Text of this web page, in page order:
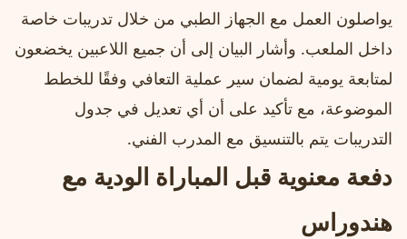
يواصلون العمل مع الجهاز الطبي من خلال تدريبات خاصة
داخل الملعب. وأشار البيان إلى أن جميع اللاعبين يخضعون
لمتابعة يومية لضمان سير عملية التعافي وفقًا للخطط
الموضوعة، مع تأكيد على أن أي تعديل في جدول
التدريبات يتم بالتنسيق مع المدرب الفني.
دفعة معنوية قبل المباراة الودية مع
هندوراس